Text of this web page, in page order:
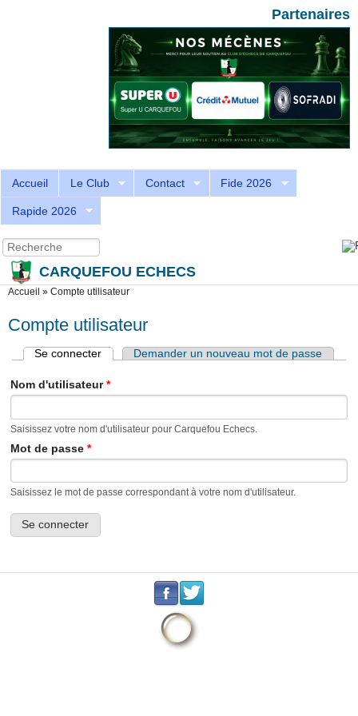
Partenaires
Accueil Le Club Contact Fide 2026
Rapide 2026
Formulaire de recherche
Recherche
CARQUEFOU ECHECS
Vous êtes ici
Accueil » Compte utilisateur
Compte utilisateur
Onglets principaux
Se connecter (onglet actif)Demander un nouveau mot de passe
Nom d'utilisateur *
Saisissez votre nom d'utilisateur pour Carquefou Echecs.
Mot de passe *
Saisissez le mot de passe correspondant à votre nom d'utilisateur.
. .